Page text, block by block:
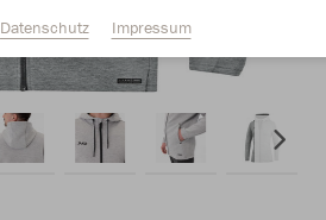
Datenschutz
Impressum